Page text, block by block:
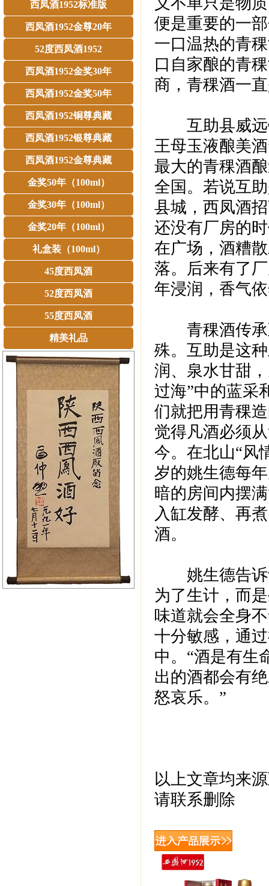
西凤酒1952标准版
西凤酒1952金尊20年
52度西凤酒1952
西凤酒1952金奖30年
西凤酒1952金奖50年
西凤酒1952铜尊典藏
西凤酒1952银尊典藏
西凤酒1952金尊典藏
金奖50年（100ml）
金奖30年（100ml）
金奖20年（100ml）
礼盒装（100ml）
45度西凤酒
52度西凤酒
55度西凤酒
精美礼品
便是重要的一
一口温热的青
口自家酿的青
商，青稞酒一
互助县威远
王母玉液酿美
最大的青稞酒
全国。若说互
县城，西凤酒
还没有厂房的
在广场，酒糟
落。后来有了
年浸润，香气
青稞酒传承
殊。互助是这
润、泉水甘甜
过海”中的蓝采
们就把用青稞
觉得凡酒必须
今。在北山“风
岁的姚生德每
暗的房间内摆
入缸发酵、再
酒。
姚生德告诉
为了生计，而
味道就会全身
十分敏感，通
中。“酒是有生
出的酒都会有
怒哀乐。”
以上文章均来
请联系删除